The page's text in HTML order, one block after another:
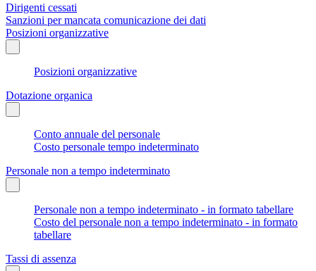
Dirigenti cessati
Sanzioni per mancata comunicazione dei dati
Posizioni organizzative
Posizioni organizzative
Dotazione organica
Conto annuale del personale
Costo personale tempo indeterminato
Personale non a tempo indeterminato
Personale non a tempo indeterminato - in formato tabellare
Costo del personale non a tempo indeterminato - in formato
tabellare
Tassi di assenza